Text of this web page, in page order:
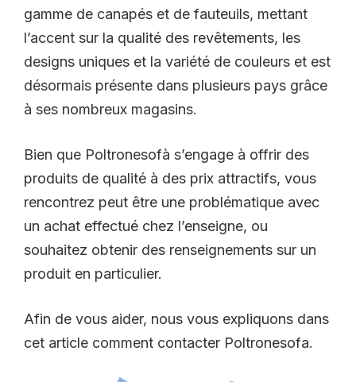
gamme de canapés et de fauteuils, mettant
l’accent sur la qualité des revêtements, les
designs uniques et la variété de couleurs et est
désormais présente dans plusieurs pays grâce
à ses nombreux magasins.
Bien que Poltronesofà s’engage à offrir des
produits de qualité à des prix attractifs, vous
rencontrez peut être une problématique avec
un achat effectué chez l’enseigne, ou
souhaitez obtenir des renseignements sur un
produit en particulier.
Afin de vous aider, nous vous expliquons dans
cet article comment contacter Poltronesofa.